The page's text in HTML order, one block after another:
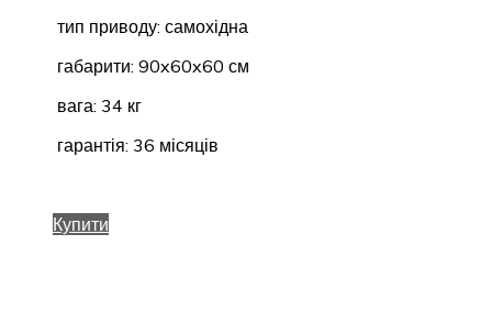
тип приводу: самохідна
габарити: 90x60x60 см
вага: 34 кг
гарантія: 36 місяців
Купити